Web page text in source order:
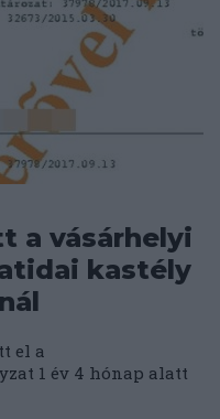
a vásárhelyi
kastély
el a
1 év 4 hónap alatt